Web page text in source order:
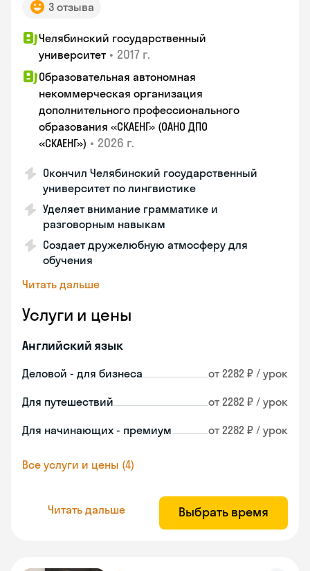
3 отзыва
Челябинский государственный
университет • 2017 г.
Образовательная автономная
некоммерческая организация
дополнительного профессионального
образования «СКАЕНГ» (ОАНО ДПО
«СКАЕНГ») • 2026 г.
Окончил Челябинский государственный
университет по лингвистике
Уделяет внимание грамматике и
разговорным навыкам
Создает дружелюбную атмосферу для
обучения
Читать дальше
Услуги и цены
Английский язык
Деловой - для бизнеса от 2282 ₽ / урок
Для путешествий от 2282 ₽ / урок
Для начинающих - премиум от 2282 ₽ / урок
Все услуги и цены (4)
Читать дальше Выбрать время